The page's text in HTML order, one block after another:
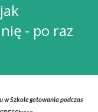
- po raz
w Szkole gotowania podczas